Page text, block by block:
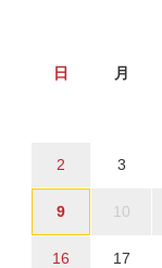
日 月
2 3
9 10
16 17